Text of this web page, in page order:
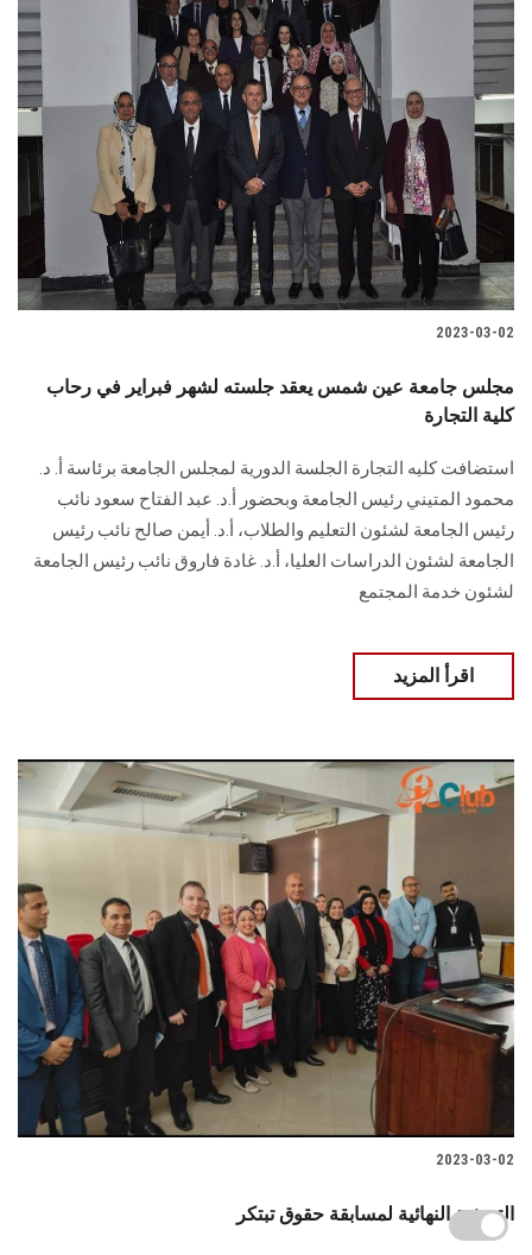
2023-03-02
مجلس جامعة عين شمس يعقد جلسته لشهر فبراير في رحاب
كلية التجارة
استضافت كليه التجارة الجلسة الدورية لمجلس الجامعة برئاسة أ. د.
محمود المتيني رئيس الجامعة وبحضور أ.د. عبد الفتاح سعود نائب
رئيس الجامعة لشئون التعليم والطلاب، أ.د. أيمن صالح نائب رئيس
الجامعة لشئون الدراسات العليا، أ.د. غادة فاروق نائب رئيس الجامعة
لشئون خدمة المجتمع
اقرأ المزيد
2023-03-02
التصفية النهائية لمسابقة حقوق تبتكر